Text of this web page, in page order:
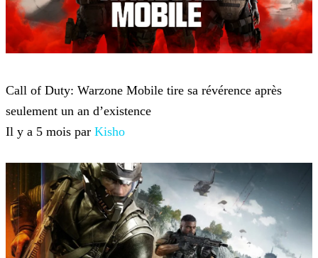
Call of Duty: Warzone Mobile tire sa révérence après
seulement un an d’existence
Il y a 5 mois par Kisho